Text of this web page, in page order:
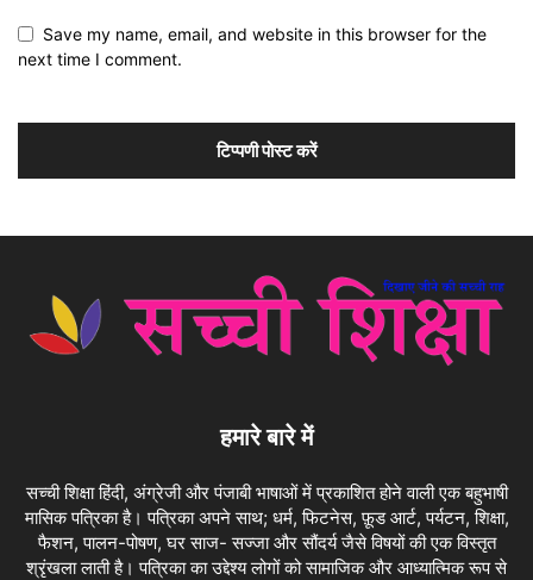
Save my name, email, and website in this browser for the
next time I comment.
हमारे बारे में
सच्ची शिक्षा हिंदी, अंग्रेजी और पंजाबी भाषाओं में प्रकाशित होने वाली एक बहुभाषी
मासिक पत्रिका है। पत्रिका अपने साथ; धर्म, फिटनेस, फ़ूड आर्ट, पर्यटन, शिक्षा,
फैशन, पालन-पोषण, घर साज- सज्जा और सौंदर्य जैसे विषयों की एक विस्तृत
श्रृंखला लाती है। पत्रिका का उद्देश्य लोगों को सामाजिक और आध्यात्मिक रूप से